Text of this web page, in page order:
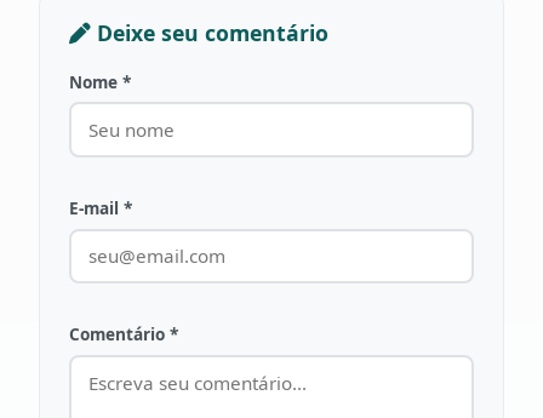
Deixe seu comentário
Nome *
E-mail *
Comentário *